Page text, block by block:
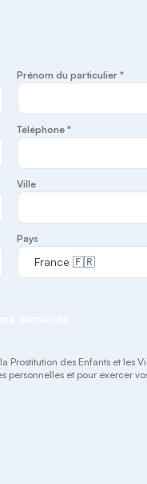
Prénom du particulier *
Téléphone *
Ville
Pays
des Enfants et les
personnelles et pour exercer